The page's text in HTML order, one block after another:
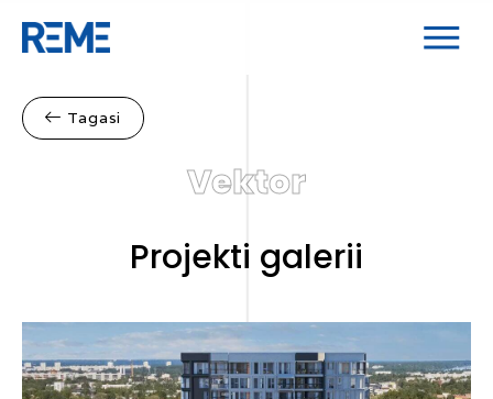
Tagasi
Vektor
Projekti galerii